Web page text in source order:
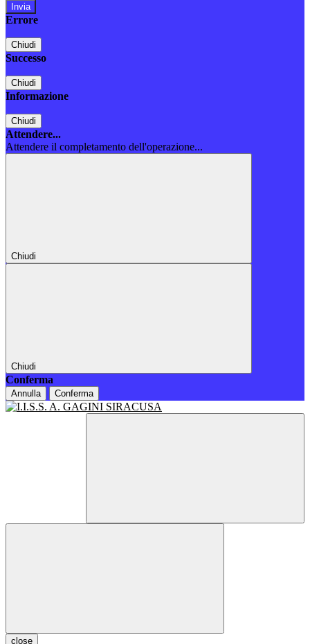
Errore
Chiudi
Successo
Chiudi
Informazione
Chiudi
Attendere...
Attendere il completamento dell'operazione...
Chiudi
Chiudi
Conferma
Annulla Conferma
close